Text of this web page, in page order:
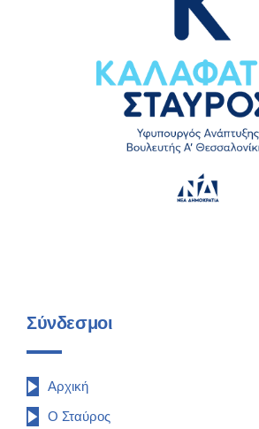
Σύνδεσμοι
Αρχική
Ο Σταύρος